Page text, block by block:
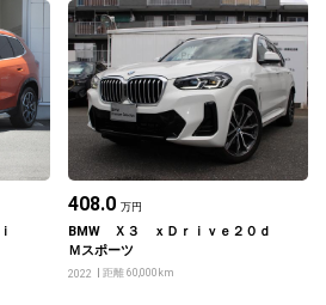
ｉ
408.0 万円
BMW Ｘ３ ｘＤｒｉｖｅ２０ｄ
Ｍスポーツ
2022 距離 60,000km